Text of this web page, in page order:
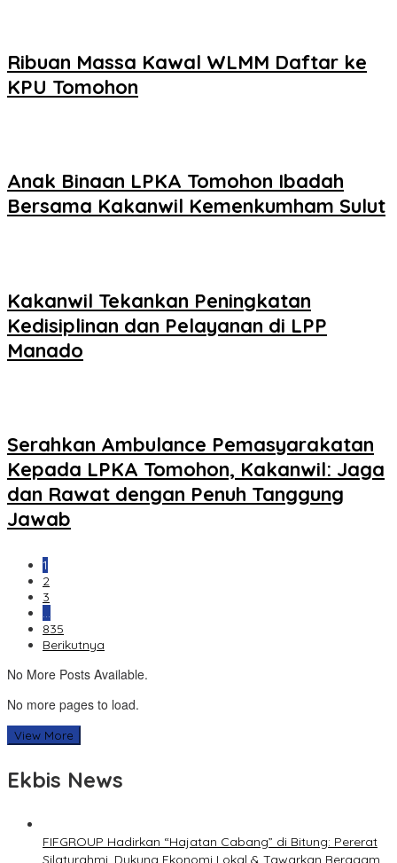
Ribuan Massa Kawal WLMM Daftar ke
KPU Tomohon
Anak Binaan LPKA Tomohon Ibadah
Bersama Kakanwil Kemenkumham Sulut
Kakanwil Tekankan Peningkatan
Kedisiplinan dan Pelayanan di LPP
Manado
Serahkan Ambulance Pemasyarakatan
Kepada LPKA Tomohon, Kakanwil: Jaga
dan Rawat dengan Penuh Tanggung
Jawab
1
2
3
…
835
Berikutnya
No More Posts Available.
No more pages to load.
View More
Ekbis News
FIFGROUP Hadirkan “Hajatan Cabang” di Bitung: Pererat
Silaturahmi, Dukung Ekonomi Lokal & Tawarkan Beragam